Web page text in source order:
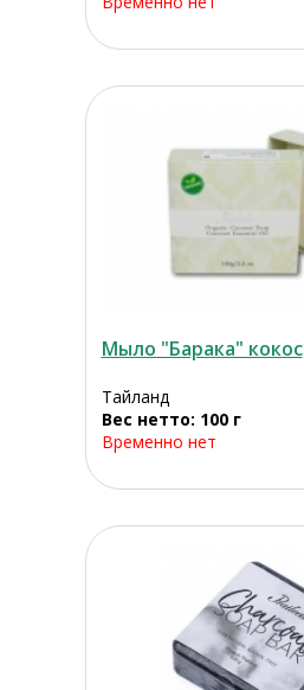
Мыло "Барака" кокос
Тайланд
Вес нетто: 100 г
Временно нет